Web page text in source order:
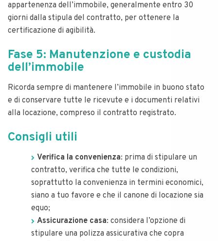
appartenenza dell’immobile, generalmente entro 30
giorni dalla stipula del contratto, per ottenere la
certificazione di agibilità.
Fase 5: Manutenzione e custodia
dell’immobile
Ricorda sempre di mantenere l’immobile in buono stato
e di conservare tutte le ricevute e i documenti relativi
alla locazione, compreso il contratto registrato.
Consigli utili
Verifica la convenienza: prima di stipulare un
contratto, verifica che tutte le condizioni,
soprattutto la convenienza in termini economici,
siano a tuo favore e che il canone di locazione sia
equo;
Assicurazione casa: considera l’opzione di
stipulare una polizza assicurativa che copra